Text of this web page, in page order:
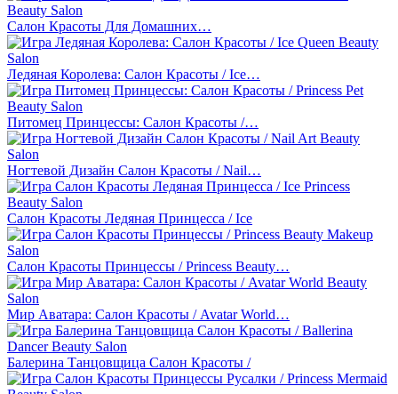
Салон Красоты Для Домашних…
Ледяная Королева: Салон Красоты / Ice…
Питомец Принцессы: Салон Красоты /…
Ногтевой Дизайн Салон Красоты / Nail…
Салон Красоты Ледяная Принцесса / Ice
Салон Красоты Принцессы / Princess Beauty…
Мир Аватара: Салон Красоты / Avatar World…
Балерина Танцовщица Салон Красоты /